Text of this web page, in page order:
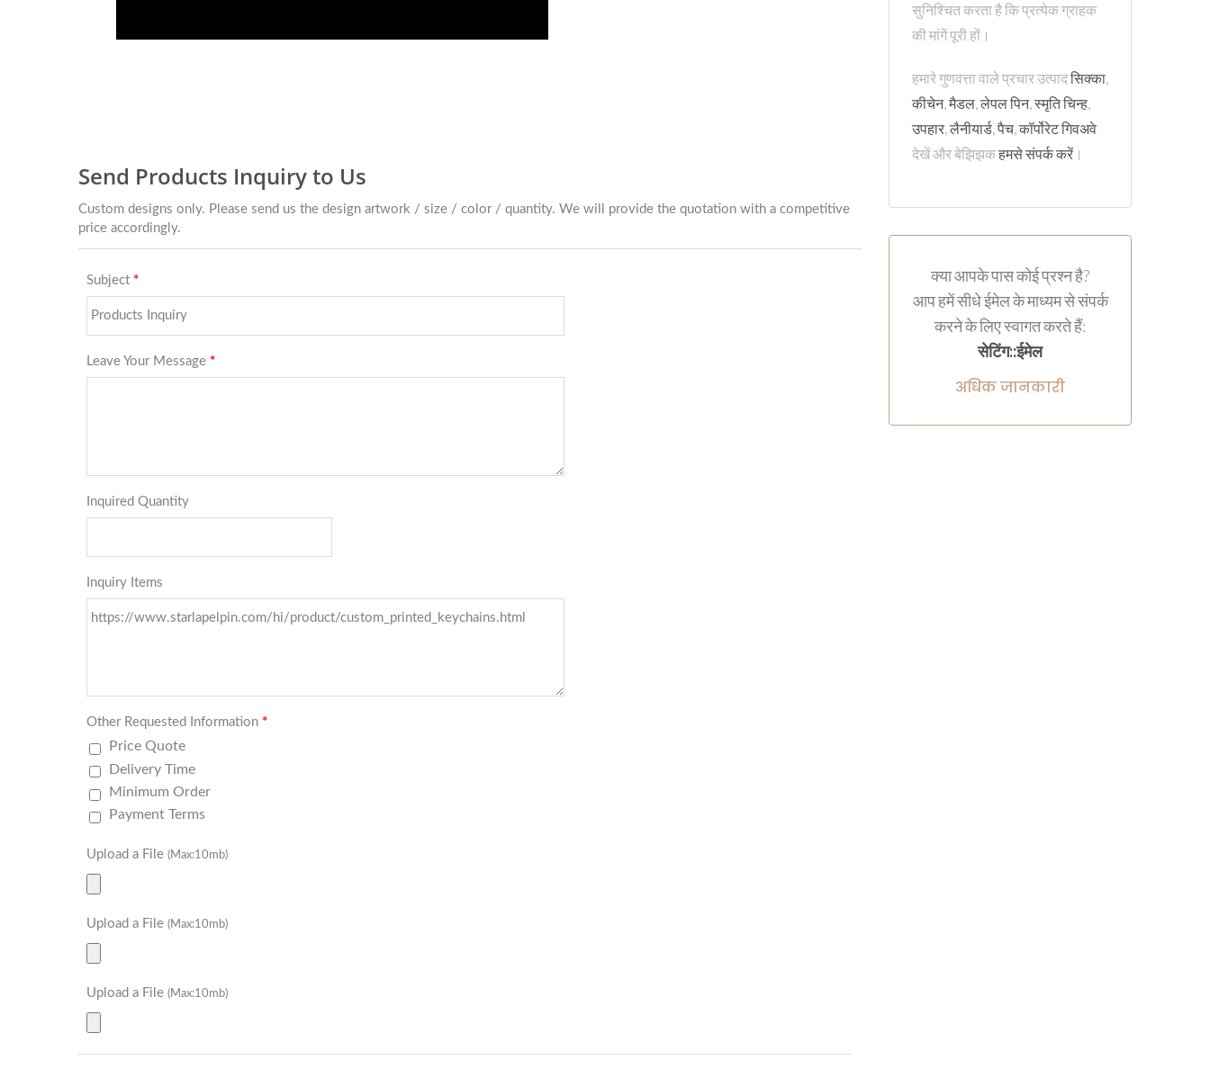
सुनिश्चित करता है कि प्रत्येक ग्राहक
की मांगें पूरी हों।
हमारे गुणवत्ता वाले प्रचार उत्पादसिक्का,
कीचेन,मैडल,लेपल पिन,स्मृति चिन्ह,
उपहार,लैनीयार्ड,पैच,कॉर्पोरेट गिवअवे
देखें और बेझिझकहमसे संपर्क करें ।
क्या आपके पास कोई प्रश्न है?
आप हमें सीधे ईमेल के माध्यम से संपर्क
करने के लिए स्वागत करते हैं:
सेटिंग::ईमेल
अधिक जानकारी